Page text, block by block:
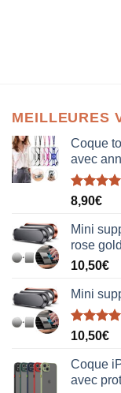
MEILLEURES
Coque
avec
Note5.00
8,90€
Mini
rose gold
10,50€
Mini
Note5.00
10,50€
Coque
avec